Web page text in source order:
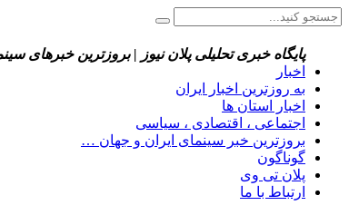
پایگاه خبری تحلیلی پلان نیوز | بروزترین خبرهای
اخبار
به روزترین اخبار ایران
اخبار استان ها
اجتماعی ، اقتصادی ، سیاسی
بروزترین خبر سینمای ایران و جهان …
گوناگون
پلان تی وی
ارتباط با ما